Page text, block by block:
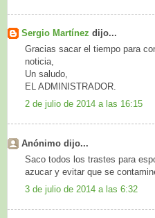
Sergio Martínez dijo...
Gracias sacar el tiempo para
noticia,
Un saludo,
EL ADMINISTRADOR.
2 de julio de 2014 a las 16:15
Anónimo dijo...
Saco todos los trastes para
azucar y evitar que se
3 de julio de 2014 a las 6:32